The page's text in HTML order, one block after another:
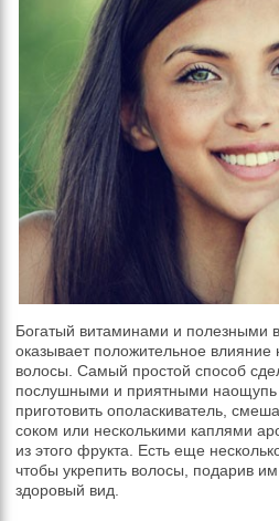
Богатый витаминами и полезными
оказывает положительное влияние
волосы. Самый простой способ
послушными и приятными наощупь
приготовить ополаскиватель,
соком или несколькими каплями
из этого фрукта. Есть еще
чтобы укрепить волосы, подарив
здоровый вид.